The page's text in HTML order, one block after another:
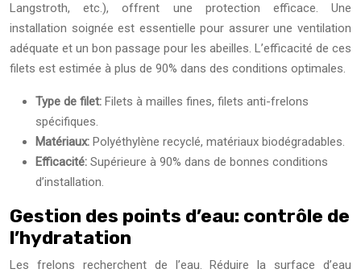
Langstroth, etc.), offrent une protection efficace. Une
installation soignée est essentielle pour assurer une ventilation
adéquate et un bon passage pour les abeilles. L’efficacité de ces
filets est estimée à plus de 90% dans des conditions optimales.
Type de filet: Filets à mailles fines, filets anti-frelons
spécifiques.
Matériaux: Polyéthylène recyclé, matériaux biodégradables.
Efficacité: Supérieure à 90% dans de bonnes conditions
d’installation.
Gestion des points d’eau: contrôle de
l’hydratation
Les frelons recherchent de l’eau. Réduire la surface d’eau